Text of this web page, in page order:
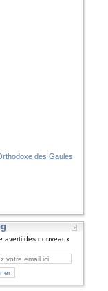
des Gaules
averti des nouveaux